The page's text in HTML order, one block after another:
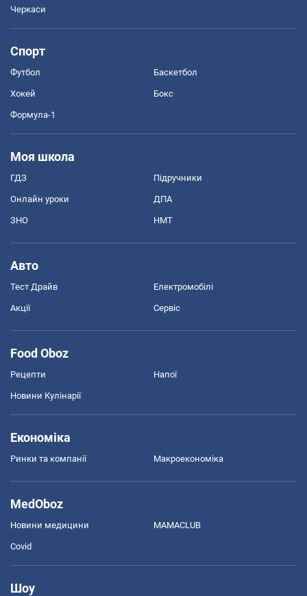
Черкаси
Спорт
Футбол Баскетбол
Хокей Бокс
Формула-1
Моя школа
ГДЗ Підручники
Онлайн уроки ДПА
ЗНО НМТ
Авто
Тест Драйв Електромобілі
Акції Сервіс
Food Oboz
Рецепти Напої
Новини Кулінарії
Економіка
Ринки та компанії Макроекономіка
MedOboz
Новини медицини MAMACLUB
Covid
Шоу